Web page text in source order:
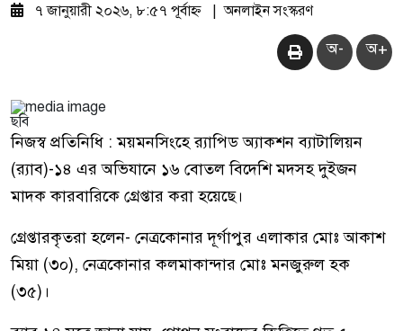
৭ জানুয়ারী ২০২৬, ৮:৫৭ পূর্বাহ্ন
অনলাইন সংস্করণ
অ- অ+
ছবি
নিজস্ব প্রতিনিধি : ময়মনসিংহে র‌্যাপিড অ্যাকশন ব্যাটালিয়ন
(র‌্যাব)-১৪ এর অভিযানে ১৬ বোতল বিদেশি মদসহ দুইজন
মাদক কারবারিকে গ্রেপ্তার করা হয়েছে।
গ্রেপ্তারকৃতরা হলেন- নেত্রকোনার দূর্গাপুর এলাকার মোঃ আকাশ
মিয়া (৩০), নেত্রকোনার কলমাকান্দার মোঃ মনজুরুল হক
(৩৫)।